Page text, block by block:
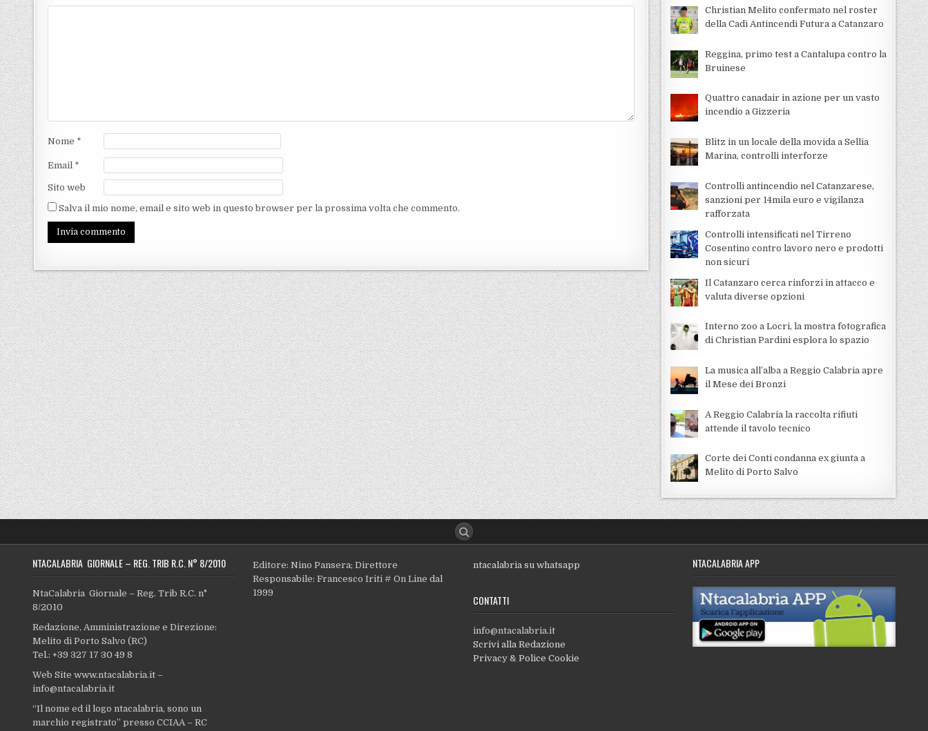
Nome *
Email *
Sito web
Salva il mio nome, email e sito web in questo browser per la prossima volta che commento.
Christian Melito confermato nel roster
della Cadì Antincendi Futura a Catanzaro
Reggina, primo test a Cantalupa contro la
Bruinese
Quattro canadair in azione per un vasto
incendio a Gizzeria
Blitz in un locale della movida a Sellia
Marina, controlli interforze
Controlli antincendio nel Catanzarese,
sanzioni per 14mila euro e vigilanza
rafforzata
Controlli intensificati nel Tirreno
Cosentino contro lavoro nero e prodotti
non sicuri
Il Catanzaro cerca rinforzi in attacco e
valuta diverse opzioni
Interno zoo a Locri, la mostra fotografica
di Christian Pardini esplora lo spazio
La musica all’alba a Reggio Calabria apre
il Mese dei Bronzi
A Reggio Calabria la raccolta rifiuti
attende il tavolo tecnico
Corte dei Conti condanna ex giunta a
Melito di Porto Salvo
NTACALABRIA GIORNALE – REG. TRIB R.C. N° 8/2010
NtaCalabria Giornale – Reg. Trib R.C. n°
8/2010
Redazione, Amministrazione e Direzione:
Melito di Porto Salvo (RC)
Tel.: +39 327 17 30 49 8
Web Site www.ntacalabria.it –
info@ntacalabria.it
“Il nome ed il logo ntacalabria, sono un
marchio registrato” presso CCIAA – RC
Editore: Nino Pansera; Direttore
Responsabile: Francesco Iriti # On Line dal
1999
ntacalabria su whatsapp
CONTATTI
info@ntacalabria.it
Scrivi alla Redazione
Privacy & Police Cookie
NTACALABRIA APP